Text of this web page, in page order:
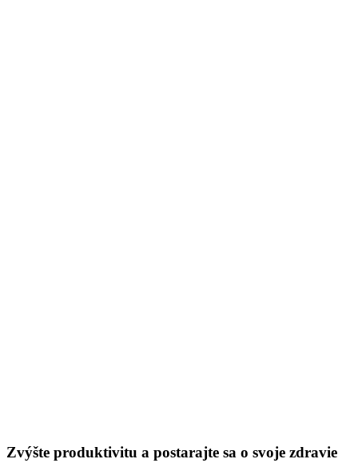
Zvýšte produktivitu a postarajte sa o svoje zdravie